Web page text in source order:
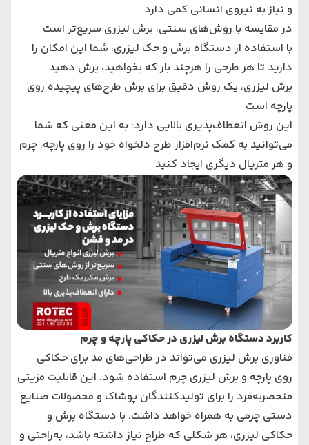
و نیاز به نیروی انسانی کمی دارد
در مقایسه با روش‌های ‌سنتی، برش لیزری سریع‌تر است
با استفاده از دستگاه برش و حک لیزری، شما این امکان را
دارید تا هر طرحی را هرچند بار که بخواهید، برش دهید
برش لیزری، یک روش دقیق برای برش طرح‌های ‌پیچیده روی
پارچه است
این روش انعطاف‌پذیری بالایی دارد؛ به این معنی که شما
می‌‌‌توانید به کمک نرم‌افزار طرح دلخواه خود را روی پارچه، چرم
و هر متریال دیگری ایجاد کنید
کاربرد دستگاه برش لیزری در حکاکی پارچه و چرم
فناوری برش لیزری می‌‌‌تواند در طراحی‌های ‌مد برای حکاکی
روی پارچه و برش لیزری چرم استفاده شود. این قابلیت مزیتی
منحصربه‌فرد را برای تولیدکنندگان پوشاک و محصولات صنایع
دستی چرمی به همراه خواهد داشت. با دستگاه برش و
حکاکی لیزری، هر شکلی که طراح نیاز داشته باشد، به‌راحتی و